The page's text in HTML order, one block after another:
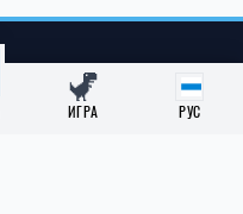
ИГРА РУС